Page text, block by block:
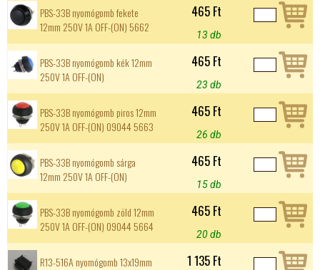
PBS-33B nyomógomb fekete
12mm 250V 1A OFF-(ON) 5662
465 Ft
13 db
PBS-33B nyomógomb kék 12mm
250V 1A OFF-(ON)
465 Ft
23 db
PBS-33B nyomógomb piros 12mm
250V 1A OFF-(ON) 09044 5663
465 Ft
26 db
PBS-33B nyomógomb sárga
12mm 250V 1A OFF-(ON)
465 Ft
15 db
PBS-33B nyomógomb zöld 12mm
250V 1A OFF-(ON) 09044 5664
465 Ft
20 db
R13-516A nyomógomb 13x19mm
1 135 Ft